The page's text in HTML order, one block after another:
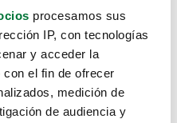
procesamos sus
IP, con tecnologías
y acceder la
el fin de ofrecer
medición de
de audiencia y
como
aquí.